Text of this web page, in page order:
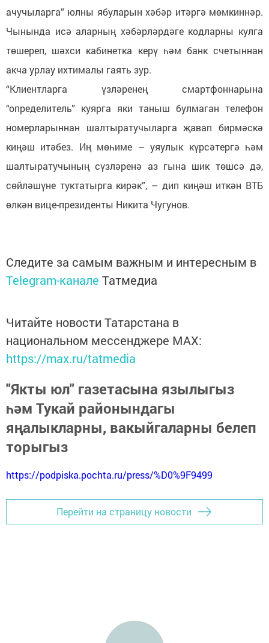
ачучыларга” юлны ябуларын хәбәр итәргә мөмкиннәр.
Чынында исә аларның хәбәрләрдәге кодларны кулга
төшереп, шәхси кабинетка керү һәм банк счетыннан
акча урлау ихтималы гаять зур.
“Клиентларга үзләренең смартфоннарына
“определитель” куярга яки таныш булмаган телефон
номерларыннан шалтыратучыларга җавап бирмәскә
киңәш итәбез. Иң мөһиме – уяулык күрсәтергә һәм
шалтыратучының сүзләренә аз гына шик төшсә дә,
сөйләшүне туктатырга кирәк”, – дип киңәш иткән ВТБ
өлкән вице-президенты Никита Чугунов.
Следите за самым важным и интересным в
Telegram-канале Татмедиа
Читайте новости Татарстана в
национальном мессенджере MАХ:
https://max.ru/tatmedia
"Якты юл" газетасына язылыгыз
һәм Тукай районындагы
яңалыкларны, вакыйгаларны белеп
торыгыз
https://podpiska.pochta.ru/press/%D0%9F9499
Перейти на страницу новости